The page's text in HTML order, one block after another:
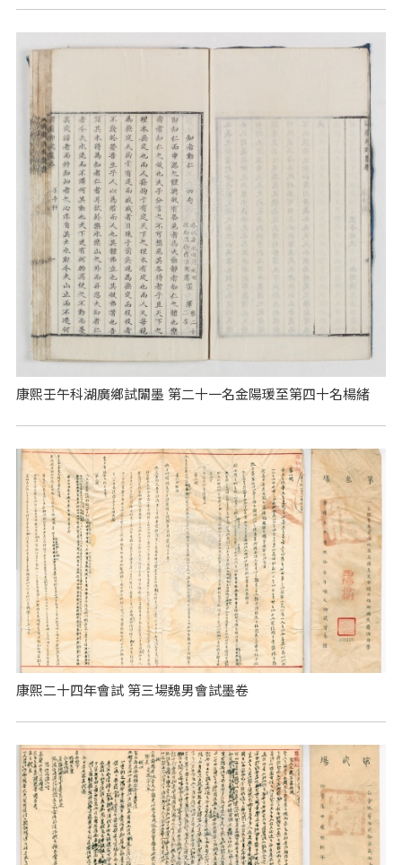
康熙壬午科湖廣鄉試闈墨 第二十一名金陽瑗至第四十名楊緒
康熙二十四年會試 第三場魏男會試墨卷